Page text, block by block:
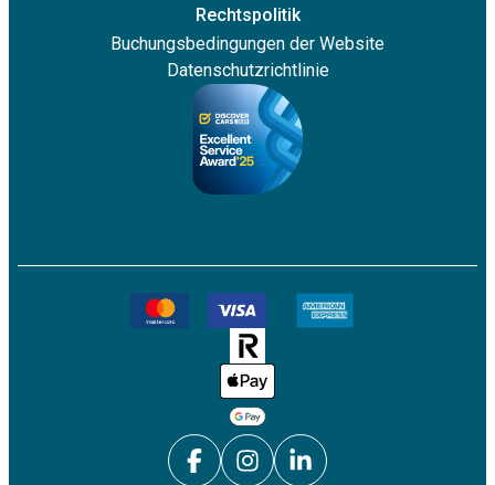
Rechtspolitik
Buchungsbedingungen der Website
Datenschutzrichtlinie